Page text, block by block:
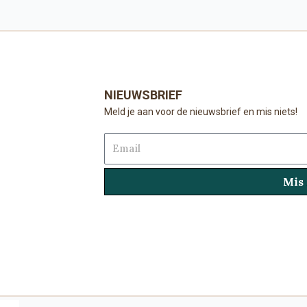
NIEUWSBRIEF
Meld je aan voor de nieuwsbrief en mis niets!
Email
Mis